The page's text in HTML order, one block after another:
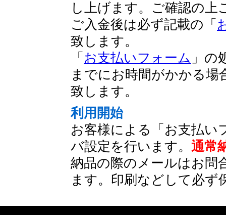
し上げます。ご確認の上
ご入金後は必ず記載の「
致します。
「 お支払いフォーム 」の
までにお時間がかかる
致します。
利用開始
お客様による「お支払い
バ設定を行います。 通常
納品の際のメールはお問
ます。印刷などして必ず